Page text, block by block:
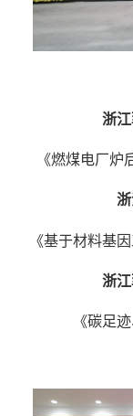
浙
《燃煤电厂炉
《基于材料基
浙
《碳足